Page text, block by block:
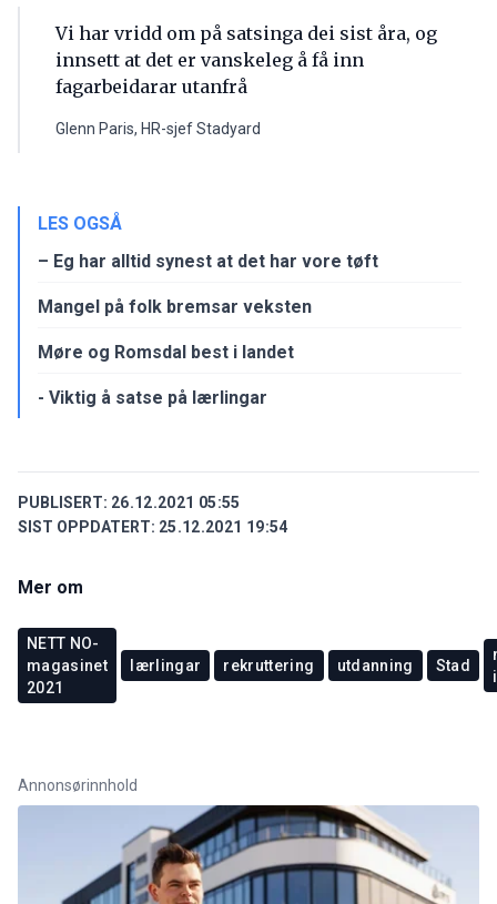
Vi har vridd om på satsinga dei sist åra, og
innsett at det er vanskeleg å få inn
fagarbeidarar utanfrå
Glenn Paris, HR-sjef Stadyard
LES OGSÅ
– Eg har alltid synest at det har vore tøft
Mangel på folk bremsar veksten
Møre og Romsdal best i landet
- Viktig å satse på lærlingar
PUBLISERT: 26.12.2021 05:55
SIST OPPDATERT: 25.12.2021 19:54
Mer om
NETT NO-
magasinet
2021
lærlingar rekruttering utdanning Stad
Annonsørinnhold